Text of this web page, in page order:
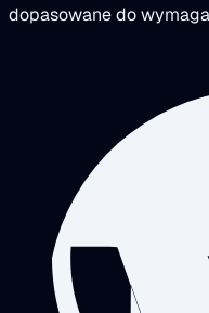
dopasowane do